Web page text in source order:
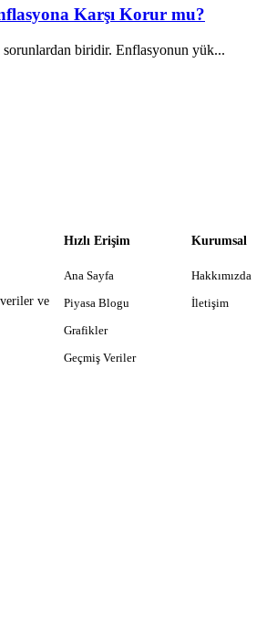
Karşı Korur mu?
sorunlardan biridir. Enflasyonun yük...
ve
Hızlı Erişim
Ana Sayfa
Piyasa Blogu
Grafikler
Geçmiş Veriler
Kurumsal
Hakkımızda
İletişim